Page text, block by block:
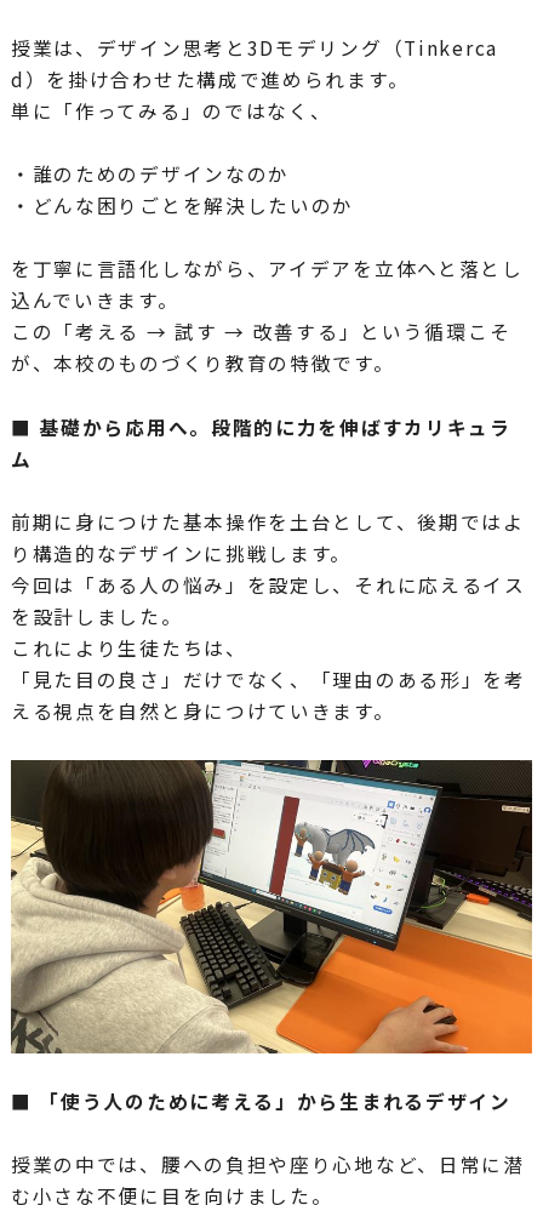
授業は、デザイン思考と3Dモデリング（Tinkerca
d）を掛け合わせた構成で進められます。
単に「作ってみる」のではなく、
・誰のためのデザインなのか
・どんな困りごとを解決したいのか
を丁寧に言語化しながら、アイデアを立体へと落とし
込んでいきます。
この「考える → 試す → 改善する」という循環こそ
が、本校のものづくり教育の特徴です。
■ 基礎から応用へ。段階的に力を伸ばすカリキュラ
ム
前期に身につけた基本操作を土台として、後期ではよ
り構造的なデザインに挑戦します。
今回は「ある人の悩み」を設定し、それに応えるイス
を設計しました。
これにより生徒たちは、
「見た目の良さ」だけでなく、「理由のある形」を考
える視点を自然と身につけていきます。
■ 「使う人のために考える」から生まれるデザイン
授業の中では、腰への負担や座り心地など、日常に潜
む小さな不便に目を向けました。